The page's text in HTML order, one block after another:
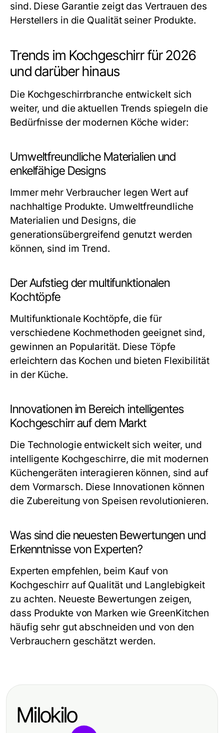
sind. Diese Garantie zeigt das Vertrauen des
Herstellers in die Qualität seiner Produkte.
Trends im Kochgeschirr für 2026
und darüber hinaus
Die Kochgeschirrbranche entwickelt sich
weiter, und die aktuellen Trends spiegeln die
Bedürfnisse der modernen Köche wider:
Umweltfreundliche Materialien und
enkelfähige Designs
Immer mehr Verbraucher legen Wert auf
nachhaltige Produkte. Umweltfreundliche
Materialien und Designs, die
generationsübergreifend genutzt werden
können, sind im Trend.
Der Aufstieg der multifunktionalen
Kochtöpfe
Multifunktionale Kochtöpfe, die für
verschiedene Kochmethoden geeignet sind,
gewinnen an Popularität. Diese Töpfe
erleichtern das Kochen und bieten Flexibilität
in der Küche.
Innovationen im Bereich intelligentes
Kochgeschirr auf dem Markt
Die Technologie entwickelt sich weiter, und
intelligente Kochgeschirre, die mit modernen
Küchengeräten interagieren können, sind auf
dem Vormarsch. Diese Innovationen können
die Zubereitung von Speisen revolutionieren.
Was sind die neuesten Bewertungen und
Erkenntnisse von Experten?
Experten empfehlen, beim Kauf von
Kochgeschirr auf Qualität und Langlebigkeit
zu achten. Neueste Bewertungen zeigen,
dass Produkte von Marken wie GreenKitchen
häufig sehr gut abschneiden und von den
Verbrauchern geschätzt werden.
Milokilo